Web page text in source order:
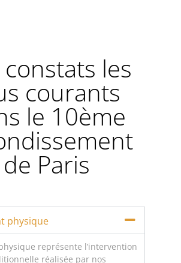
constats les
courants
le 10ème
de Paris
physique
représente l’intervention
réalisée par nos